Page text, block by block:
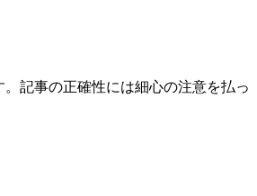
記事の正確性には細心の注意を払っ